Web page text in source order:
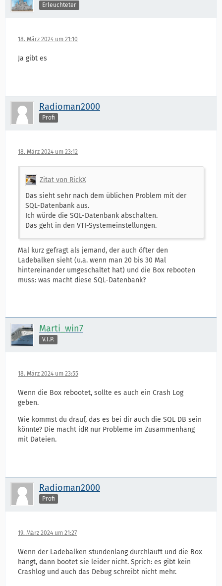
Erleuchteter
18. März 2024 um 21:10
Ja gibt es
Radioman2000
Profi
18. März 2024 um 23:12
Zitat von RickX
Das sieht sehr nach dem üblichen Problem mit der
SQL-Datenbank aus.
Ich würde die SQL-Datenbank abschalten.
Das geht in den VTI-Systemeinstellungen.
Mal kurz gefragt als jemand, der auch öfter den
Ladebalken sieht (u.a. wenn man 20 bis 30 Mal
hintereinander umgeschaltet hat) und die Box rebooten
muss: was macht diese SQL-Datenbank?
Marti_win7
V.I.P.
18. März 2024 um 23:55
Wenn die Box rebootet, sollte es auch ein Crash Log
geben.
Wie kommst du drauf, das es bei dir auch die SQL DB sein
könnte? Die macht idR nur Probleme im Zusammenhang
mit Dateien.
Radioman2000
Profi
19. März 2024 um 21:27
Wenn der Ladebalken stundenlang durchläuft und die Box
hängt, dann bootet sie leider nicht. Sprich: es gibt kein
Crashlog und auch das Debug schreibt nicht mehr.